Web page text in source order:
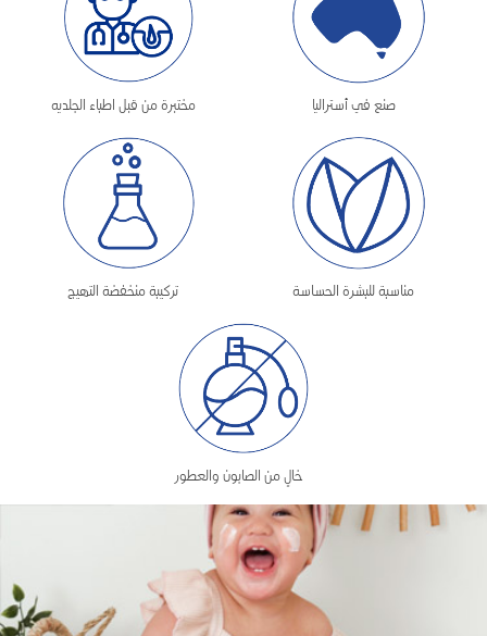
صنع في أستراليا مختبرة من قبل اطباء الجلديه
مناسبة للبشرة الحساسة تركيبة منخفضة التهيج
خالٍ من الصابون والعطور